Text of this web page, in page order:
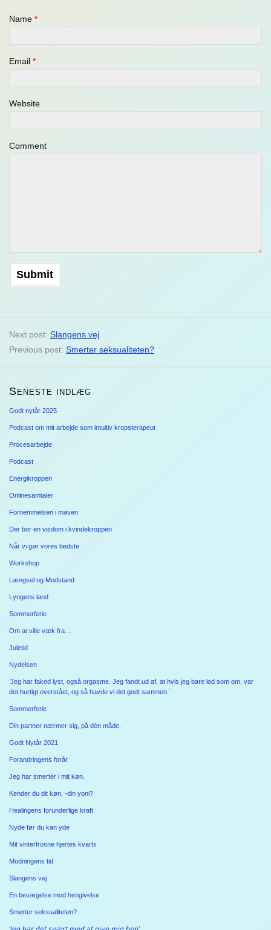
Name *
Email *
Website
Comment
Next post: Slangens vej
Previous post: Smerter seksualiteten?
Seneste indlæg
Godt nytår 2025
Podcast om mit arbejde som intuitiv kropsterapeut
Procesarbejde
Podcast
Energikroppen
Onlinesamtaler
Fornemmelsen i maven
Der bor en visdom i kvindekroppen
Når vi gør vores bedste.
Workshop
Længsel og Modstand
Lyngens land
Sommerferie
Om at ville væk fra…
Juletid
Nydelsen
’Jeg har faked lyst, også orgasme. Jeg fandt ud af, at hvis jeg bare lod som om, var
det hurtigt overstået, og så havde vi det godt sammen.´
Sommerferie
Din partner nærmer sig, på dén måde.
Godt Nytår 2021
Forandringens forår
Jeg har smerter i mit køn.
Kender du dit køn, -din yoni?
Healingens forunderlige kraft
Nyde før du kan yde
Mit vinterfrosne hjertes kvarts
Modningens tid
Slangens vej
En bevægelse mod hengivelse
Smerter seksualiteten?